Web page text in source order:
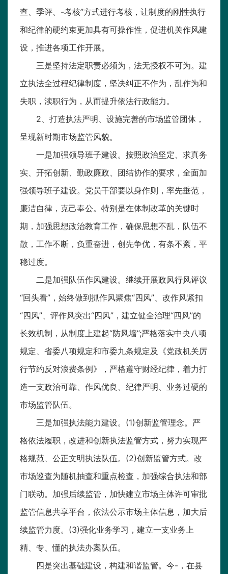
查、季评、-考核”方式进行考核，让制度的刚性执行
和纪律的硬约束更加具有可操作性，促进机关作风建
设，推进各项工作开展。
三是坚持法定职责必须为，法无授权不可为。建
立执法全过程纪律制度，坚决纠正不作为，乱作为和
失职，渎职行为，从而提升依法行政能力。
2、打造执法严明、设施完善的市场监管团体，
呈现新时期市场监管风貌。
一是加强领导班子建设。按照政治坚定、求真务
实、开拓创新、勤政廉政、团结协作的要求，全面加
强领导班子建设。党员干部要以身作则，率先垂范，
廉洁自律，克己奉公。特别是在体制改革的关键时
期，加强思想政治教育工作，确保思想不乱，队伍不
散，工作不断，负重奋进，创先争优，有条不紊，平
稳过度。
二是加强队伍作风建设。继续开展政风行风评议
“回头看”，始终做到抓作风聚焦“四风”、改作风紧扣
“四风”、评作风突出“四风”，建立健全治理“四风”的
长效机制，从制度上建起“防风墙”;严格落实中央八项
规定、省委八项规定和市委九条规定及《党政机关厉
行节约反对浪费条例》，严格遵守财经纪律，着力打
造一支政治可靠、作风优良、纪律严明、业务过硬的
市场监管队伍。
三是加强执法能力建设。(1)创新监管理念。严
格依法履职，改进和创新执法监管方式，努力实现严
格规范、公正文明执法队伍。(2)创新监管方式。改
市场巡查为随机抽查和重点检查，加强综合执法和部
门联动。加强后续监管，加快建立市场主体许可审批
监管信息共享平台，依法公示市场主体信息，加大后
续监管力度。(3)强化业务学习，建立一支业务上
精、专、懂的执法办案队伍。
四是突出基础建设，构建和谐监管。今-，在县